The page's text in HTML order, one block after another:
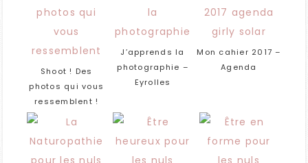
Shoot ! Des
photos qui vous
ressemblent !
J’apprends la
photographie –
Eyrolles
Mon cahier 2017 –
Agenda